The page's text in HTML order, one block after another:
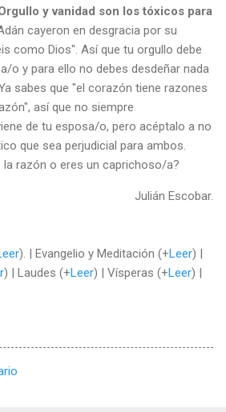
y vanidad son los tóxicos para
cayeron en desgracia por su
como Dios". Así que tu orgullo debe
o y para ello no debes desdeñar nada
sabes que "el corazón tiene razones
así que no siempre
de tu esposa/o, pero acéptalo a no
que sea perjudicial para ambos.
la razón o eres un caprichoso/a?
Julián Escobar.
). | Evangelio y Meditación (+Leer) |
) | Laudes (+Leer) | Vísperas (+Leer) |